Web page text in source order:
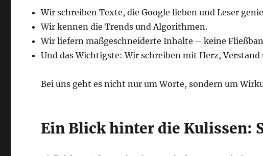
Wir schreiben Texte, die Google lieben und Leser
Wir kennen die Trends und Algorithmen.
Wir liefern maßgeschneiderte Inhalte – keine
Und das Wichtigste: Wir schreiben mit Herz, Verstand
Bei uns geht es nicht nur um Worte, sondern um
Ein Blick hinter die Kulissen: